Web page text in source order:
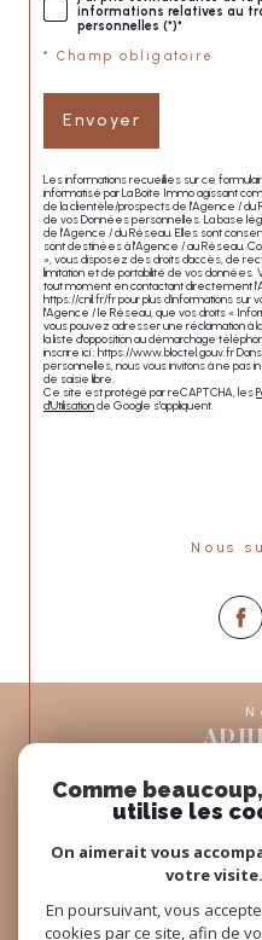
informations relatives au
personnelles (*)*
* Champ obligatoire
Envoyer
Les informations recueillies sur ce
informatisé par La Boite Immo agissant
de la clientèle/prospects de l'Agence / du
de vos Données personnelles. La base
de l'Agence / du Réseau. Elles sont
sont destinées à l'Agence / au Réseau.
», vous disposez des droits d’accès, de
limitation et de portabilité de vos
tout moment en contactant directement
https://cnil.fr/fr pour plus d’informations
l'Agence / le Réseau, que vos droits «
vous pouvez adresser une réclamation à
la liste d'opposition au démarchage
inscrire ici : https://www.bloctel.gouv.fr
personnelles, nous vous invitons à ne pas
de saisie libre.
Ce site est protégé par reCAPTCHA, les
d'Utilisationde Google s'appliquent.
Nous
Comme
utilise les
On aimerait vous
votre visite.
En poursuivant, vous
cookies par ce site, afin de